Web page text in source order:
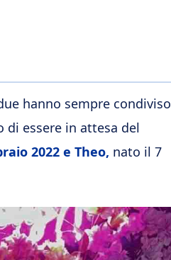
hanno sempre condiviso
di essere in attesa del
2022 e Theo, nato il 7